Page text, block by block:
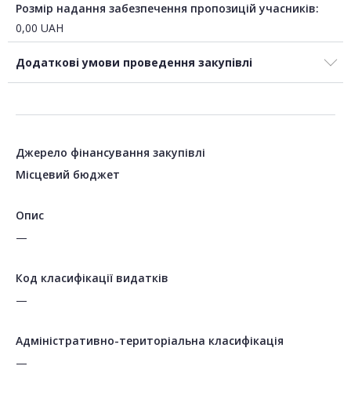
Розмір надання забезпечення пропозицій учасників:
0,00 UAH
Додаткові умови проведення закупівлі
Джерело фінансування закупівлі
Місцевий бюджет
Опис
—
Код класифікації видатків
—
Адміністративно-територіальна класифікація
—